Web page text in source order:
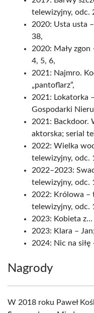
telewizyjny, odc.
2020: Usta usta
38,
2020: Mały zgon
4, 5, 6,
2021: Najmro.
„pantoflarz”,
2021: Lokatorka
Gospodarki
2021: Backdoor.
aktorska; serial
2022: Wielka
telewizyjny, odc.
2022–2023:
telewizyjny, odc.
2022: Królowa –
telewizyjny, odc.
2023: Kobieta z…
2023: Klara –
2024: Nic na siłę
Nagrody
W 2018 roku Paweł